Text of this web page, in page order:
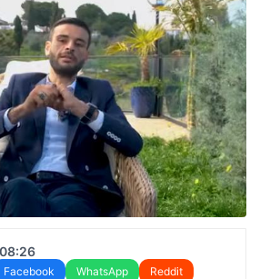
Facebook WhatsApp
Reddit